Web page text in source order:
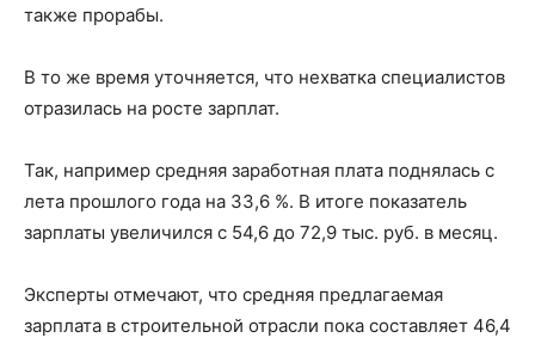
также прорабы.
В то же время уточняется, что нехватка специалистов
отразилась на росте зарплат.
Так, например средняя заработная плата поднялась с
лета прошлого года на 33,6 %. В итоге показатель
зарплаты увеличился с 54,6 до 72,9 тыс. руб. в месяц.
Эксперты отмечают, что средняя предлагаемая
зарплата в строительной отрасли пока составляет 46,4